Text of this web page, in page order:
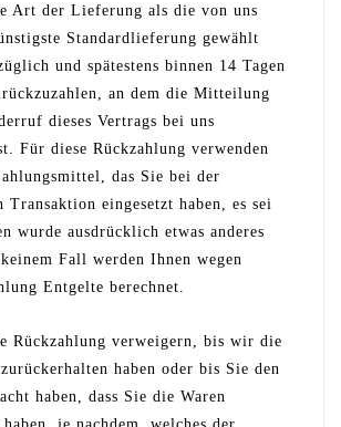
Art der Lieferung als die von uns
Standardlieferung gewählt
und spätestens binnen 14 Tagen
an dem die Mitteilung
dieses Vertrags bei uns
Für diese Rückzahlung verwenden
das Sie bei der
Transaktion eingesetzt haben, es sei
wurde ausdrücklich etwas anderes
Fall werden Ihnen wegen
Entgelte berechnet.
Rückzahlung verweigern, bis wir die
haben oder bis Sie den
haben, dass Sie die Waren